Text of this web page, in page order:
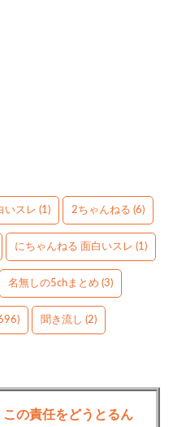
いスレ (1) 2ちゃんねる (6)
にちゃんねる 面白いスレ (1)
名無しの5chまとめ (3)
聞き流し (2)
の責任をどうとるん